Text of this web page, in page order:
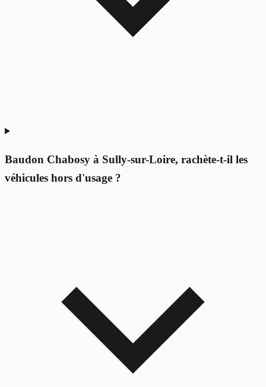
Baudon Chabosy à Sully-sur-Loire, rachète-t-il les
véhicules hors d'usage ?